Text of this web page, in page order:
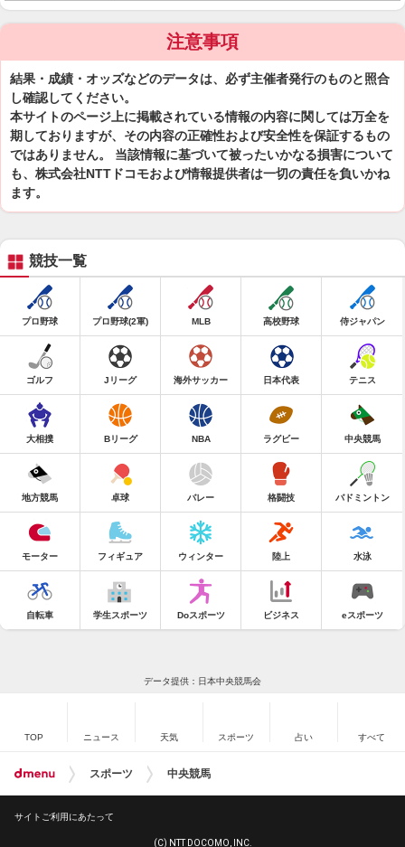
注意事項
結果・成績・オッズなどのデータは、必ず主催者発行のものと照合
し確認してください。
本サイトのページ上に掲載されている情報の内容に関しては万全を
期しておりますが、その内容の正確性および安全性を保証するもの
ではありません。 当該情報に基づいて被ったいかなる損害について
も、株式会社NTTドコモおよび情報提供者は一切の責任を負いかね
ます。
競技一覧
プロ野球 プロ野球(2軍) MLB 高校野球 侍ジャパン
ゴルフ Jリーグ 海外サッカー 日本代表 テニス
大相撲 Bリーグ NBA ラグビー 中央競馬
地方競馬 卓球 バレー 格闘技 バドミントン
モーター フィギュア ウィンター 陸上 水泳
自転車 学生スポーツ Doスポーツ ビジネス eスポーツ
データ提供：日本中央競馬会
TOP ニュース 天気 スポーツ 占い すべて
スポーツ 中央競馬
サイトご利用にあたって
(C) NTT DOCOMO, INC.